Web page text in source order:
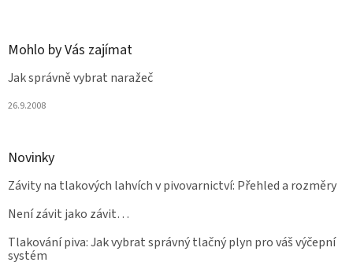
Mohlo by Vás zajímat
Jak správně vybrat naražeč
26.9.2008
Novinky
Závity na tlakových lahvích v pivovarnictví: Přehled a rozměry
Není závit jako závit…
Tlakování piva: Jak vybrat správný tlačný plyn pro váš výčepní
systém